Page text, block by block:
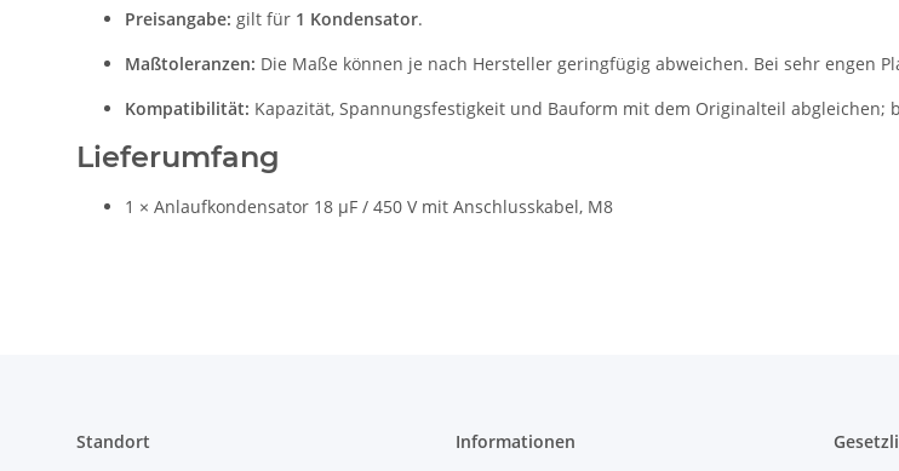
Preisangabe: gilt für 1 Kondensator.
Maßtoleranzen: Die Maße können je nach Hersteller geringfügig abweichen. Bei sehr engen
Kompatibilität: Kapazität, Spannungsfestigkeit und Bauform mit dem Originalteil abgleichen;
Lieferumfang
1 × Anlaufkondensator 18 µF / 450 V mit Anschlusskabel, M8
Standort
Informationen